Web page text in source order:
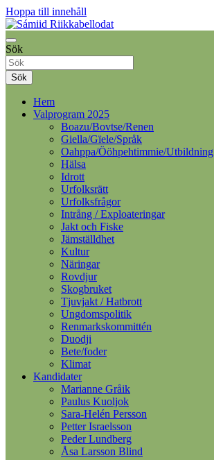
Hoppa till innehåll
Sámiid Riikkabellodat
Samelandspartiet
Sök
Sök
Hem
Valprogram 2025
Boazu/Bovtse/Renen
Giella/Gïele/Språk
Oahppa/Ööhpehtimmie/Utbildning
Hälsa
Idrott
Urfolksrätt
Urfolksfrågor
Intrång / Exploateringar
Jakt och Fiske
Jämställdhet
Kultur
Näringar
Rovdjur
Skogbruket
Tjuvjakt / Hatbrott
Ungdomspolitik
Renmarkskommittén
Duodji
Bete/foder
Klimat
Kandidater
Marianne Gråik
Paulus Kuoljok
Sara-Helén Persson
Petter Israelsson
Peder Lundberg
Åsa Larsson Blind